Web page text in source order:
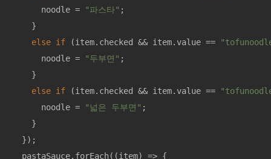
      noodle =
"파스타" ;
    }
else if (item.checked && item.value ==
      noodle =
"두부면" ;
    }
else if (item.checked && item.value ==
      noodle =
"넓은 두부면" ;
    }
  });
  pastaSauce.forEach(
(item) => {